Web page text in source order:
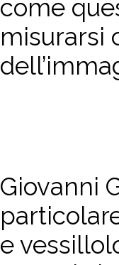
come
misurarsi
Giovanni
e